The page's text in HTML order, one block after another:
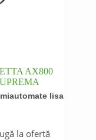
AX800
lisa
la ofertă